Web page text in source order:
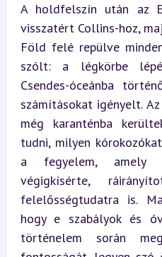
A holdfelszín után az
visszatért Collins-hoz,
Föld felé repülve
szólt: a légkörbe
Csendes-óceánba
számításokat igényelt.
még karanténba
tudni, milyen
a fegyelem, amely
végigkísérte,
felelősségtudatra is.
hogy e szabályok és
történelem során